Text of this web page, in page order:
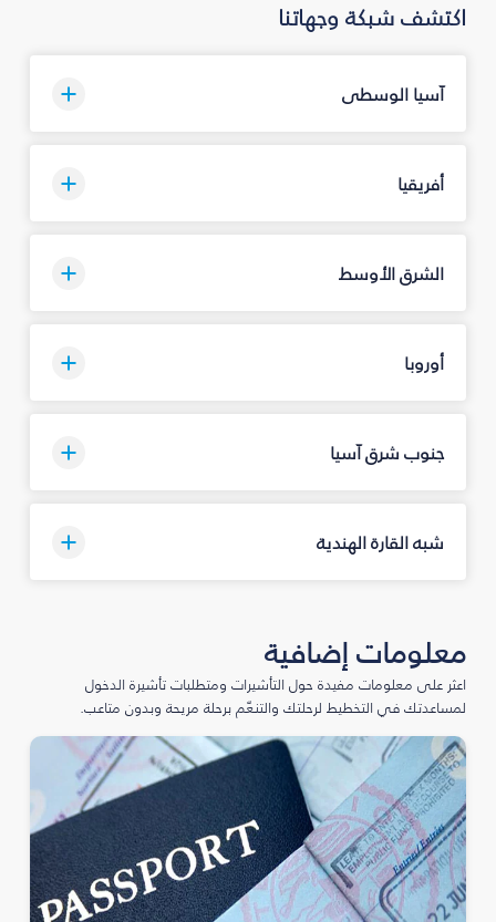
اكتشف شبكة وجهاتنا
آسيا الوسطى
أفريقيا
الشرق الأوسط
أوروبا
جنوب شرق آسيا
شبه القارة الهندية
معلومات إضافية
اعثر على معلومات مفيدة حول التأشيرات ومتطلبات تأشيرة الدخول
لمساعدتك في التخطيط لرحلتك والتنعّم برحلة مريحة وبدون متاعب.